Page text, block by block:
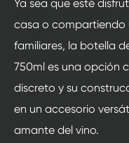
Ya sea que esté
casa o compartiendo
familiares, la botella
750ml es una opción
discreto y su
en un accesorio
amante del vino.